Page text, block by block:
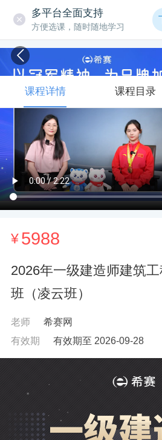
多平台全面支持
方便选课，随时随地学习
¥5988
2026年一级建造师建筑
班（凌云班）
老师
希赛网
有效期
有效期至 2026-09-28
课程详情 课程目录